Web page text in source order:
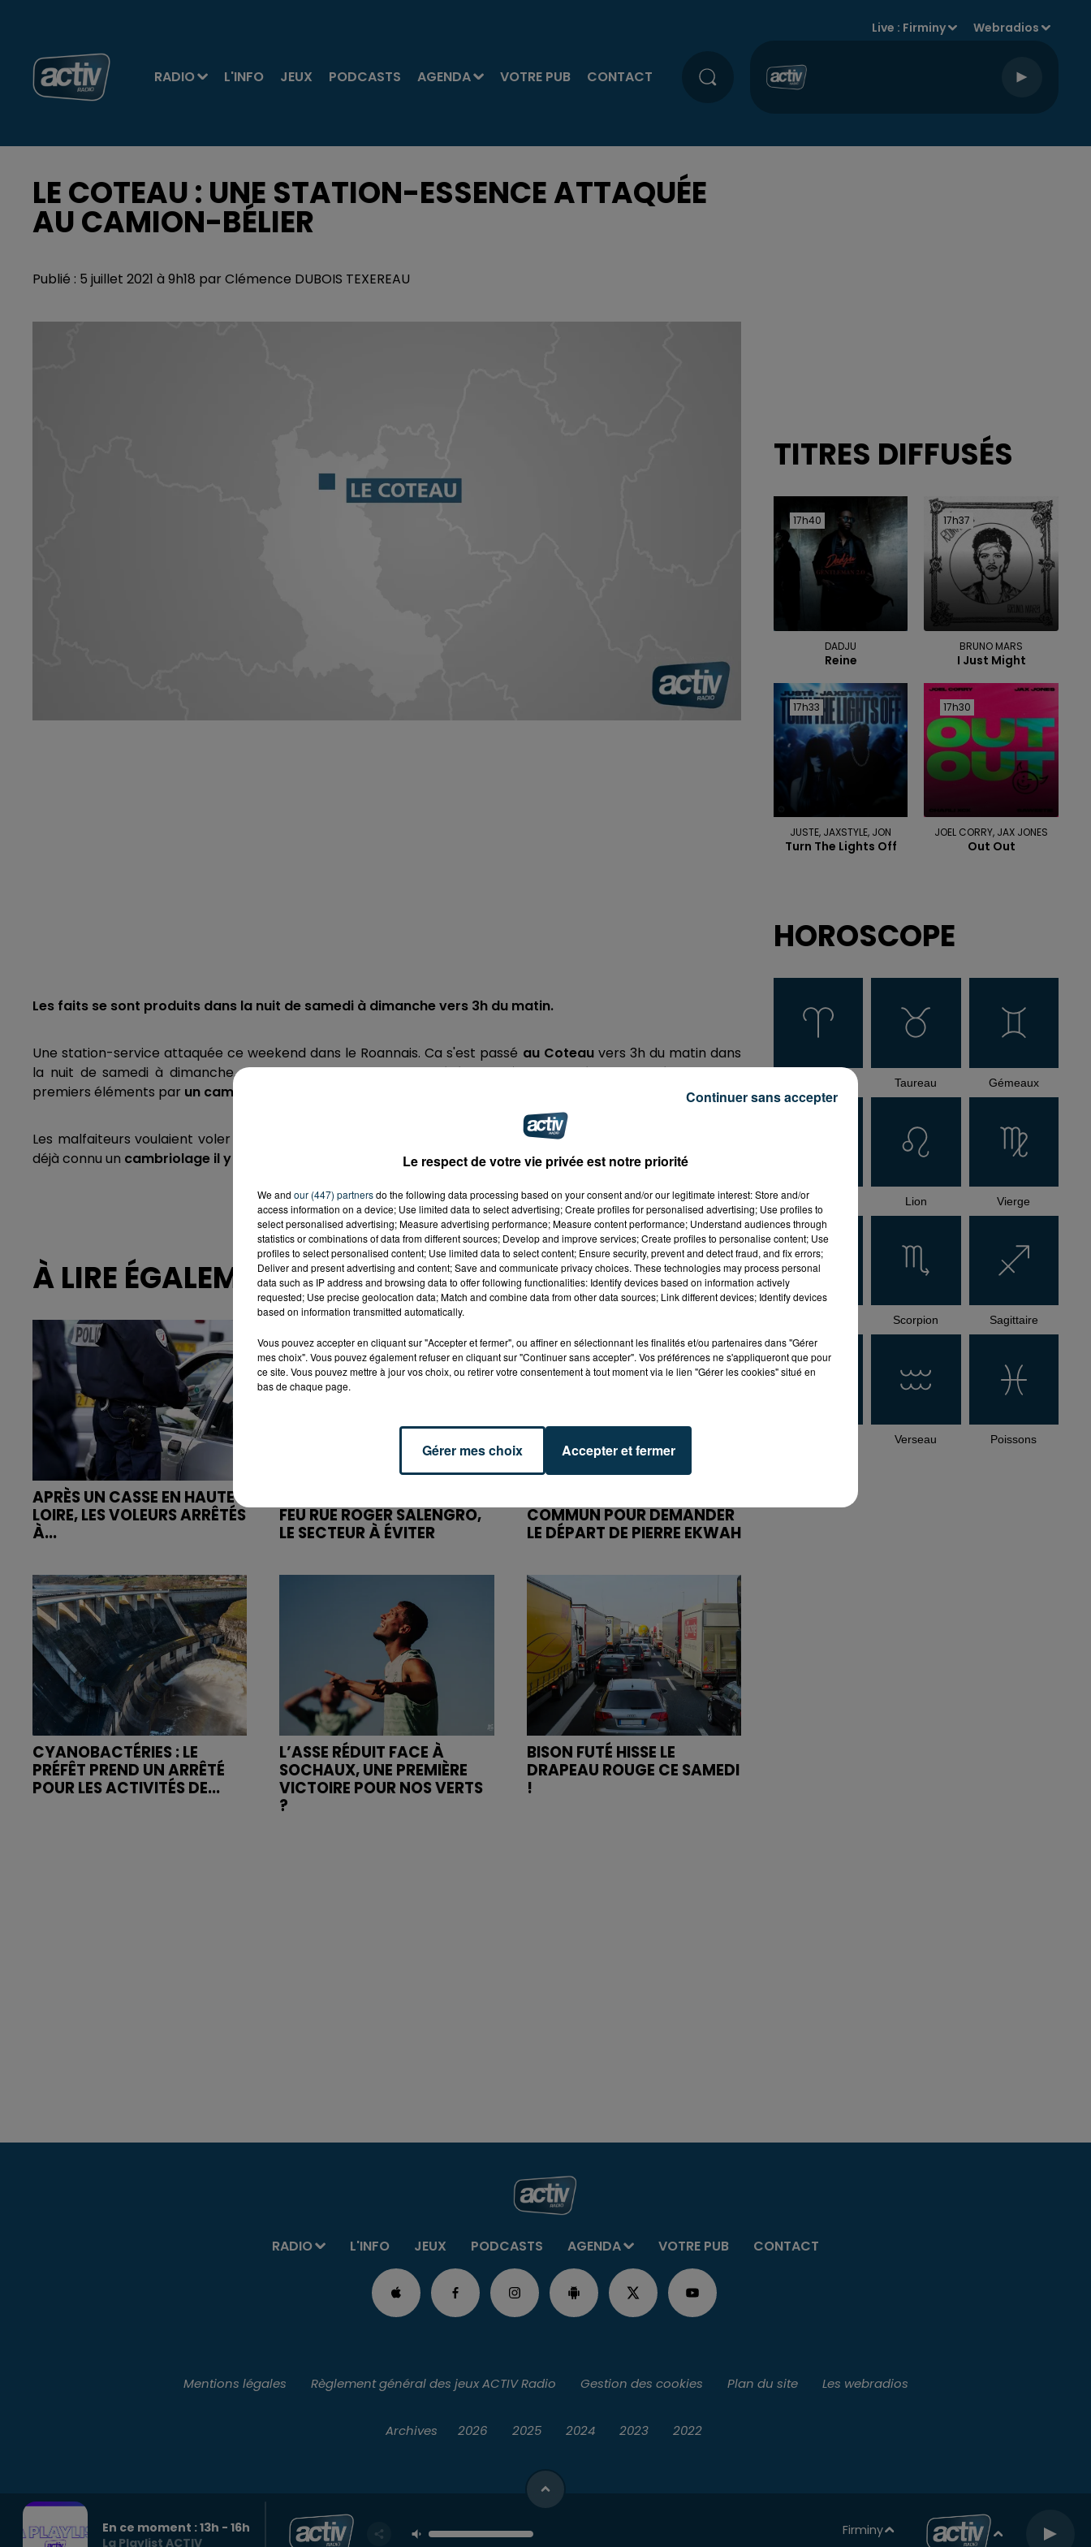
RADIO L'INFO JEUX PODCASTS AGENDA VOTRE PUB CONTACT
Live : Firminy Webradios
LE COTEAU : UNE STATION-ESSENCE ATTAQUÉE
AU CAMION-BÉLIER
Publié : 5 juillet 2021 à 9h18 par Clémence DUBOIS TEXEREAU
Les faits se sont produits dans la nuit de samedi à dimanche vers 3h du matin.
Une station-service attaquée ce weekend dans le Roannais. Ca s'est passé au Coteauvers 3h du matin dans
la nuit de samedi à dimanche. La devanture de la station a été complètement détruite, forcée selon les
premiers éléments par un camion benne
Les malfaiteurs voulaient voler le
mais celui-ci était vide. Selon le Progrès, la station avait
déjà connu un cambriolage il y a deux semaines . Une enquête est en cours.
À LIRE ÉGALEMENT
APRÈS UN CASSE EN HAUTE-
LOIRE, LES VOLEURS ARRÊTÉS
À...
FEU RUE ROGER SALENGRO,
LE SECTEUR À ÉVITER
COMMUN POUR DEMANDER
LE DÉPART DE PIERRE EKWAH
CYANOBACTÉRIES : LE
PRÉFÊT PREND UN ARRÊTÉ
POUR LES ACTIVITÉS DE...
L’ASSE RÉDUIT FACE À
SOCHAUX, UNE PREMIÈRE
VICTOIRE POUR NOS VERTS
?
BISON FUTÉ HISSE LE
DRAPEAU ROUGE CE SAMEDI
!
TITRES DIFFUSÉS
17h40
17h40
DADJU
Reine
17h37
17h37
BRUNO MARS
I Just Might
17h33
17h33
JUSTE, JAXSTYLE, JON
Turn The Lights Off
17h30
17h30
JOEL CORRY, JAX JONES
Out Out
HOROSCOPE
Taureau Gémeaux
Cancer Lion Vierge
Scorpion Sagittaire
Verseau Poissons
RADIO L'INFO JEUX PODCASTS AGENDA VOTRE PUB CONTACT
En ce moment :13h - 16h
La Playlist ACTIV
Firminy
Mentions légales Règlement général des jeux ACTIV Radio Gestion des cookies Plan du site Les webradios
Archives 2026 2025 2024 2023 2022
Le respect de votre vie privée est notre priorité
We and our (447) partnersdo the following data processing based on your consent and/or our legitimate interest: Store and/or
access information on a device; Use limited data to select advertising; Create profiles for personalised advertising; Use profiles to
select personalised advertising; Measure advertising performance; Measure content performance; Understand audiences through
statistics or combinations of data from different sources; Develop and improve services; Create profiles to personalise content; Use
profiles to select personalised content; Use limited data to select content; Ensure security, prevent and detect fraud, and fix errors;
Deliver and present advertising and content; Save and communicate privacy choices. These technologies may process personal
data such as IP address and browsing data to offer following functionalities: Identify devices based on information actively
requested; Use precise geolocation data; Match and combine data from other data sources; Link different devices; Identify devices
based on information transmitted automatically.
Vous pouvez accepter en cliquant sur "Accepter et fermer", ou affiner en sélectionnant les finalités et/ou partenaires dans "Gérer
mes choix". Vous pouvez également refuser en cliquant sur "Continuer sans accepter". Vos préférences ne s'appliqueront que pour
ce site. Vous pouvez mettre à jour vos choix, ou retirer votre consentement à tout moment via le lien "Gérer les cookies" situé en
bas de chaque page.
Gérer mes choix Accepter et fermer
Continuer sans accepter